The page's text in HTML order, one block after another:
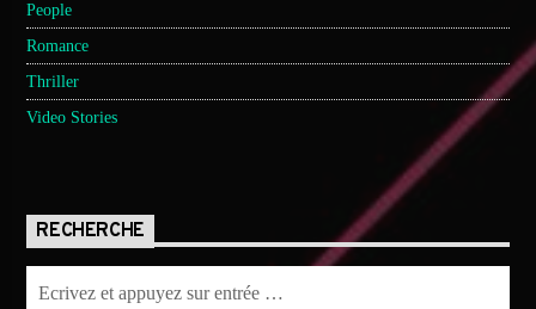
People
Romance
Thriller
Video Stories
RECHERCHE